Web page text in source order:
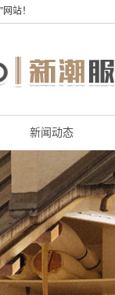
站！
新闻动态